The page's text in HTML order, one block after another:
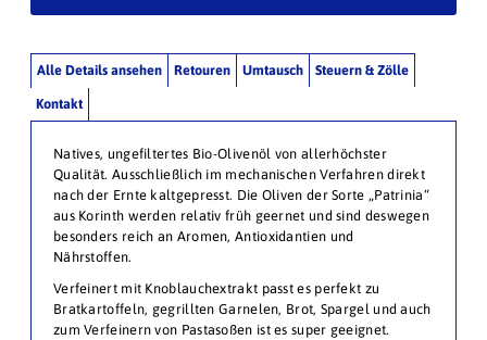
Alle Details ansehen Retouren Umtausch Steuern & Zölle
Kontakt
Natives, ungefiltertes Bio-Olivenöl von allerhöchster
Qualität. Ausschließlich im mechanischen Verfahren direkt
nach der Ernte kaltgepresst. Die Oliven der Sorte „Patrinia“
aus Korinth werden relativ früh geernet und sind deswegen
besonders reich an Aromen, Antioxidantien und
Nährstoffen.
Verfeinert mit Knoblauchextrakt passt es perfekt zu
Bratkartoffeln, gegrillten Garnelen, Brot, Spargel und auch
zum Verfeinern von Pastasoßen ist es super geeignet.